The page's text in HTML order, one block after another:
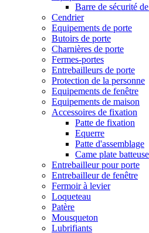
Barre de sécurité
Cendrier
Equipements de porte
Butoirs de porte
Charnières de porte
Fermes-portes
Entrebailleurs de porte
Protection de la personne
Equipements de fenêtre
Equipements de maison
Accessoires de fixation
Patte de fixation
Equerre
Patte d'assemblage
Came plate batteuse
Entrebailleur pour porte
Entrebailleur de fenêtre
Fermoir à levier
Loqueteau
Patère
Mousqueton
Lubrifiants